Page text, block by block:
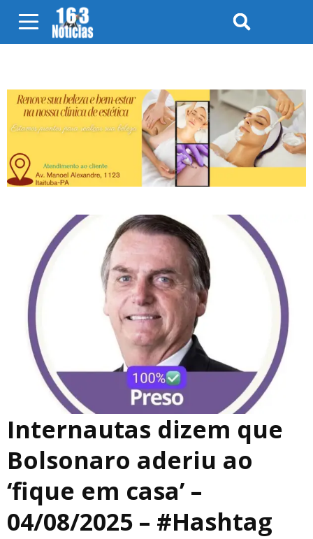
Internautas dizem que
Bolsonaro aderiu ao
‘fique em casa’ –
04/08/2025 – #Hashtag